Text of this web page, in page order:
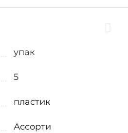
упак
5
пластик
Ассорти